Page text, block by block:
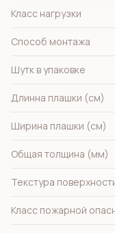
Класс нагрузки
Способ монтажа
Шутк в упаковке
Длинна плашки (см)
Ширина плашки (см)
Общая толщина (мм)
Текстура
Класс пожарной